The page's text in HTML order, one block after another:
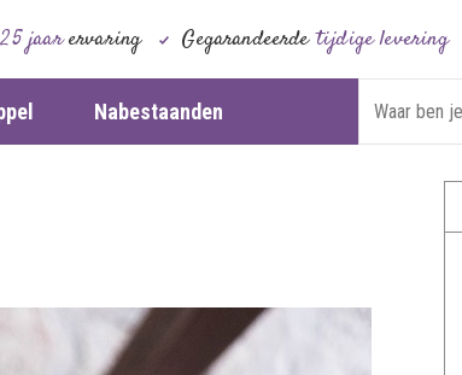
25 jaarervaring Gegarandeerdetijdige levering
Nabestaanden